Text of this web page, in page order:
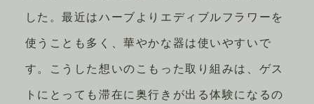
した。最近はハーブよりエディブルフラワーを
使うことも多く、華やかな器は使いやすいで
す。こうした想いのこもった取り組みは、ゲス
トにとっても滞在に奥行きが出る体験になるの